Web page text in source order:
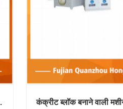
कंक्रीट ब्लॉक बनाने वाली